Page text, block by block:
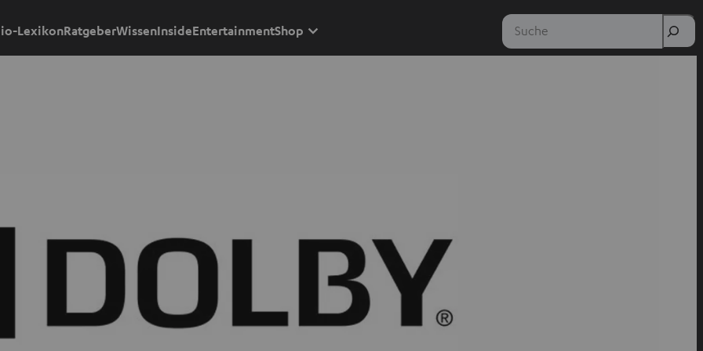
LexikonRatgeberWissenInsideEntertainmentShop Suche